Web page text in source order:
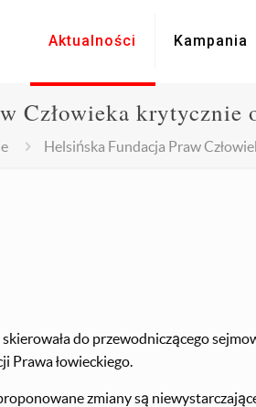
Aktualności Kampania
Człowieka krytycznie
Helsińska Fundacja Praw
do przewodniczącego
Prawa łowieckiego.
zmiany są